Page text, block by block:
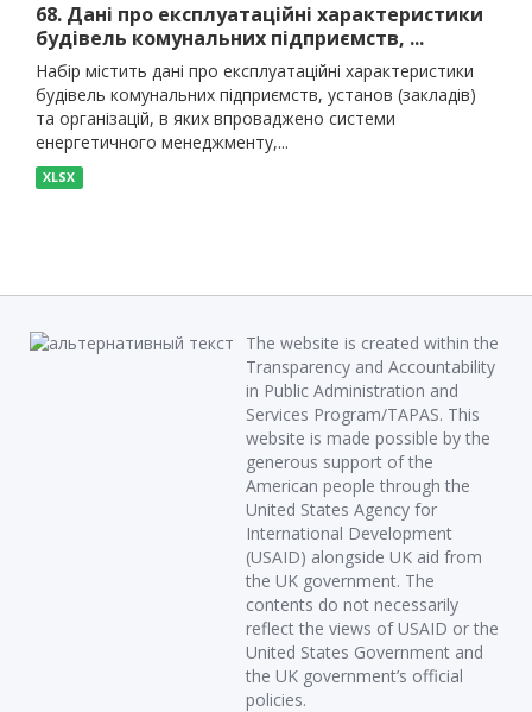
68. Дані про експлуатаційні характеристики
будівель комунальних підприємств, ...
Набір містить дані про експлуатаційні характеристики
будівель комунальних підприємств, установ (закладів)
та організацій, в яких впроваджено системи
енергетичного менеджменту,...
XLSX
The website is created within the
Transparency and Accountability
in Public Administration and
Services Program/TAPAS. This
website is made possible by the
generous support of the
American people through the
United States Agency for
International Development
(USAID) alongside UK aid from
the UK government. The
contents do not necessarily
reflect the views of USAID or the
United States Government and
the UK government’s official
policies.